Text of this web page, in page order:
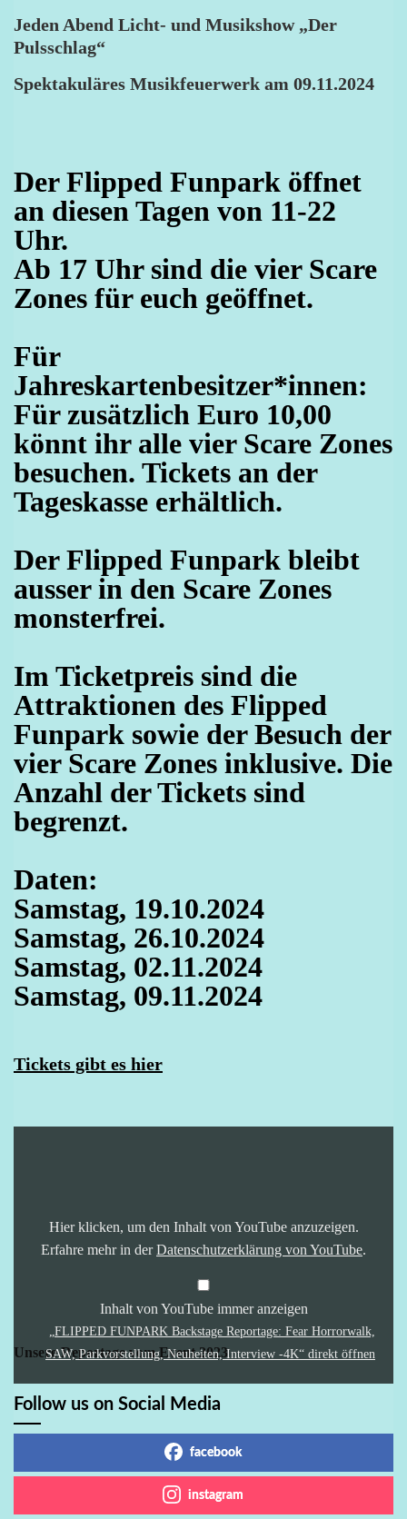
Jeden Abend Licht- und Musikshow „Der
Pulsschlag“
Spektakuläres Musikfeuerwerk am 09.11.2024
Der Flipped Funpark öffnet
an diesen Tagen von 11-22
Uhr.
Ab 17 Uhr sind die vier Scare
Zones für euch geöffnet.
Für
Jahreskartenbesitzer*innen:
Für zusätzlich Euro 10,00
könnt ihr alle vier Scare Zones
besuchen. Tickets an der
Tageskasse erhältlich.
Der Flipped Funpark bleibt
ausser in den Scare Zones
monsterfrei.
Im Ticketpreis sind die
Attraktionen des Flipped
Funpark sowie der Besuch der
vier Scare Zones inklusive. Die
Anzahl der Tickets sind
begrenzt.
Daten:
Samstag, 19.10.2024
Samstag, 26.10.2024
Samstag, 02.11.2024
Samstag, 09.11.2024
Tickets gibt es hier
Parkvorstellung,
Neuheiten,
anzeigen
Hier klicken, um den Inhalt von YouTube anzuzeigen.
Erfahre mehr in derDatenschutzerklärung von YouTube.
Inhalt von YouTube immer anzeigen
„FLIPPED FUNPARK Backstage Reportage: Fear Horrorwalk,
SAW, Parkvorstellung, Neuheiten, Interview -4K“ direkt öffnen
Unsere Reportage vom Event 2023
Follow us on Social Media
facebook
instagram